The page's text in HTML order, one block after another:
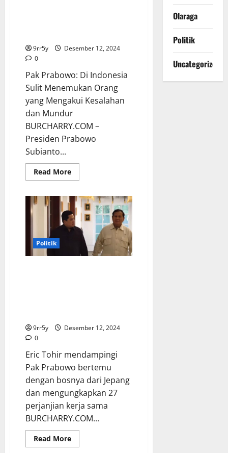
9rr5y
Desember 12, 2024
0
Pak Prabowo: Di Indonesia
Sulit Menemukan Orang
yang Mengakui Kesalahan
dan Mundur
BURCHARRY.COM –
Presiden Prabowo
Subianto...
Read MoreRead
more
Prabowo:
Di
Indonesia
Sulit
Menemukan
Orang
yang
Mengakui
Kesalahan
Politik
9rr5y
Desember 12, 2024
0
Eric Tohir mendampingi
Pak Prabowo bertemu
dengan bosnya dari Jepang
dan mengungkapkan 27
perjanjian kerja sama
BURCHARRY.COM...
Read MoreRead
more
Olaraga
Politik
Uncategorized